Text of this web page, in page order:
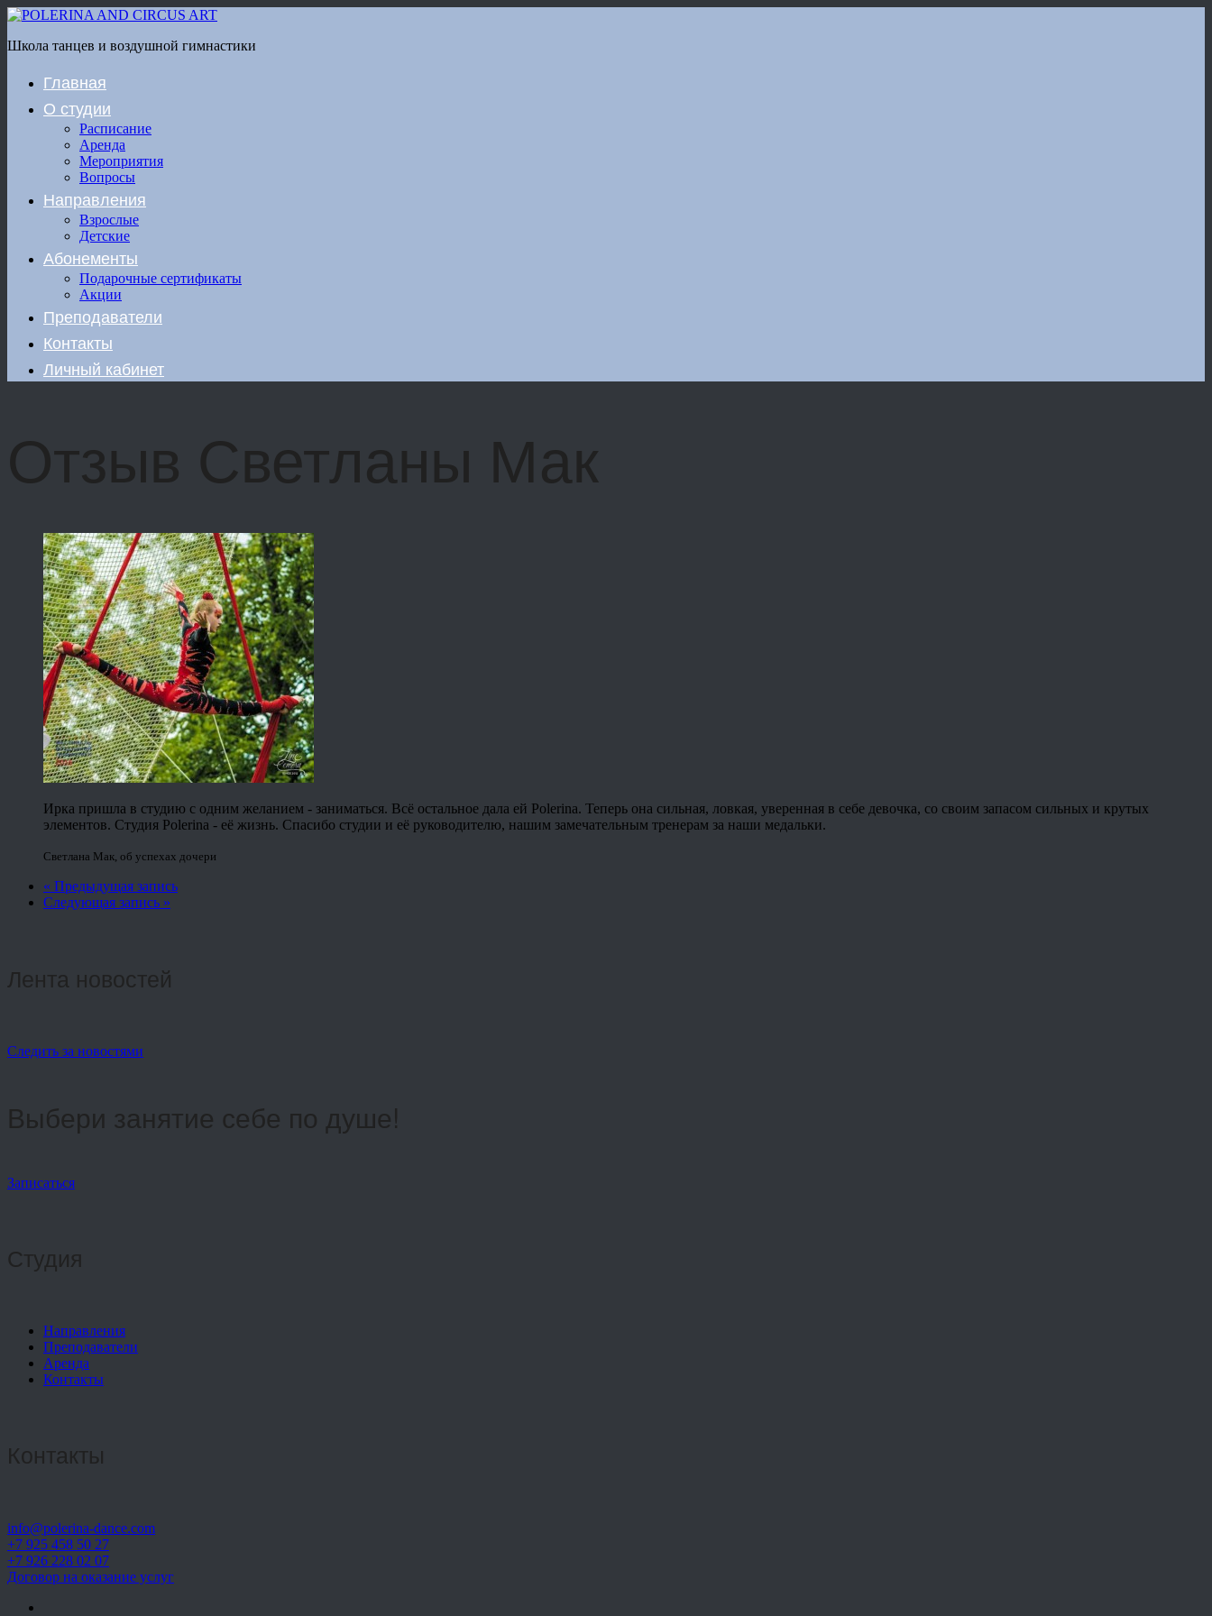
Школа танцев и воздушной гимнастики
Главная
О студии
Расписание
Аренда
Мероприятия
Вопросы
Направления
Взрослые
Детские
Абонементы
Подарочные сертификаты
Акции
Преподаватели
Контакты
Личный кабинет
Отзыв Светланы Мак
Ирка пришла в студию с одним желанием - заниматься. Всё остальное дала ей Polerina. Теперь она сильная, ловкая, уверенная в себе девочка, со своим запасом сильных и крутых
элементов. Студия Polerina - её жизнь. Спасибо студии и её руководителю, нашим замечательным тренерам за наши медальки.
Светлана Мак, об успехах дочери
« Предыдущая запись
Следующая запись »
Лента новостей
Следить за новостями
Выбери занятие себе по душе!
Записаться
Студия
Направления
Преподаватели
Аренда
Контакты
Контакты
info@polerina-dance.com
+7 925 458 50 27
+7 926 228 02 07
Договор на оказание услуг